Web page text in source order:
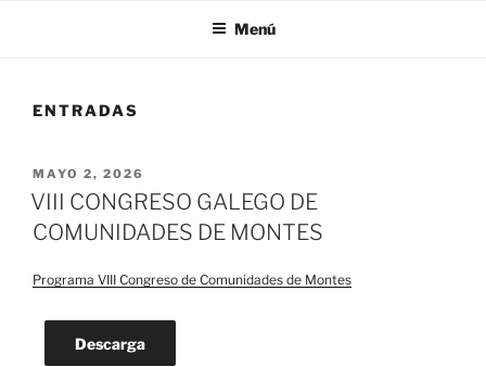
Menú
ENTRADAS
PUBLICADO
EL
MAYO 2, 2026
VIII CONGRESO GALEGO DE
COMUNIDADES DE MONTES
Programa VIII Congreso de Comunidades de Montes
Descarga